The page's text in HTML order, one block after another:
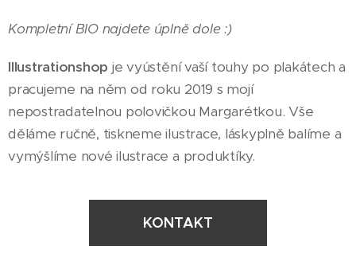
Kompletní BIO najdete úplně dole :)
Illustrationshop je vyústění vaší touhy po plakátech a
pracujeme na něm od roku 2019 s mojí
nepostradatelnou polovičkou Margarétkou. Vše
děláme ručně, tiskneme ilustrace, láskyplně balíme a
vymýšlíme nové ilustrace a produktíky.
KONTAKT